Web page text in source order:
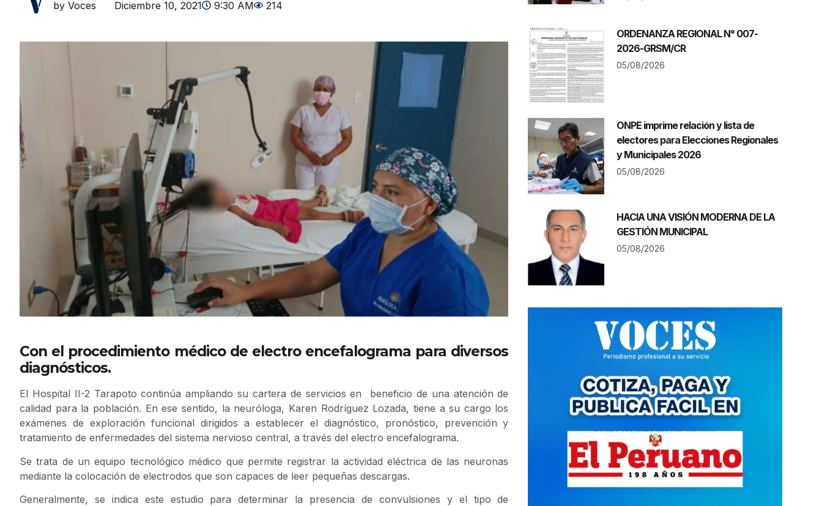
by Voces Diciembre 10, 2021 9:30 AM 214
Con el procedimiento médico de electro encefalograma para diversos
diagnósticos.
El Hospital II-2 Tarapoto continúa ampliando su cartera de servicios en beneficio de una atención de
calidad para la población. En ese sentido, la neuróloga, Karen Rodríguez Lozada, tiene a su cargo los
exámenes de exploración funcional dirigidos a establecer el diagnóstico, pronóstico, prevención y
tratamiento de enfermedades del sistema nervioso central, a través del electro encefalograma.
Se trata de un equipo tecnológico médico que permite registrar la actividad eléctrica de las neuronas
mediante la colocación de electrodos que son capaces de leer pequeñas descargas.
Generalmente, se indica este estudio para determinar la presencia de convulsiones y el tipo de
ORDENANZA REGIONAL N° 007-
2026-GRSM/CR
05/08/2026
ONPE imprime relación y lista de
electores para Elecciones Regionales
y Municipales 2026
05/08/2026
HACIA UNA VISIÓN MODERNA DE LA
GESTIÓN MUNICIPAL
05/08/2026